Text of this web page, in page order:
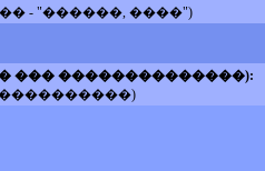
- "������, ����")
��� ��������������):